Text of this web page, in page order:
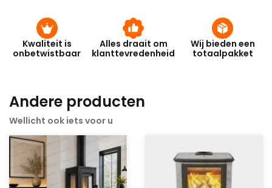
Kwaliteit is
onbetwistbaar
Alles draait om
klanttevredenheid
Wij bieden een
totaalpakket
Andere producten
Wellicht ook iets voor u